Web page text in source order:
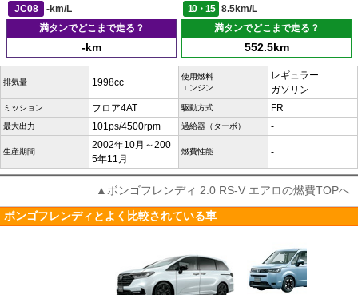
JC08
-km/L 10・15
8.5km/L
満タンでどこまで走る？
-km
満タンでどこまで走る？
552.5km
排気量 1998cc
使用燃料
エンジン
レギュラー
ガソリン
ミッション フロア4AT 駆動方式 FR
最大出力 101ps/4500rpm 過給器（ターボ） -
生産期間
2002年10月～200
5年11月
燃費性能 -
▲ボンゴフレンディ 2.0 RS-V エアロの燃費TOPへ
ボンゴフレンディとよく比較されている車